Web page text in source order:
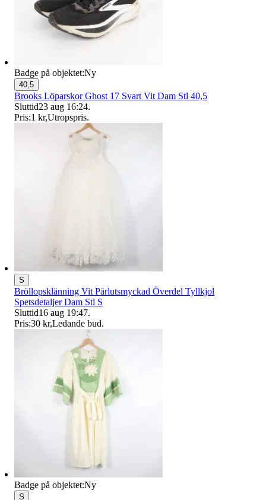
Badge på objektet:Ny
40,5
Brooks Löparskor Ghost 17 Svart Vit Dam Stl 40,5
Sluttid23 aug 16:24.
Pris:1 kr,Utropspris.
S
Bröllopsklänning Vit Pärlutsmyckad Överdel Tyllkjol
Spetsdetaljer Dam Stl S
Sluttid16 aug 19:47.
Pris:30 kr,Ledande bud.
Badge på objektet:Ny
S